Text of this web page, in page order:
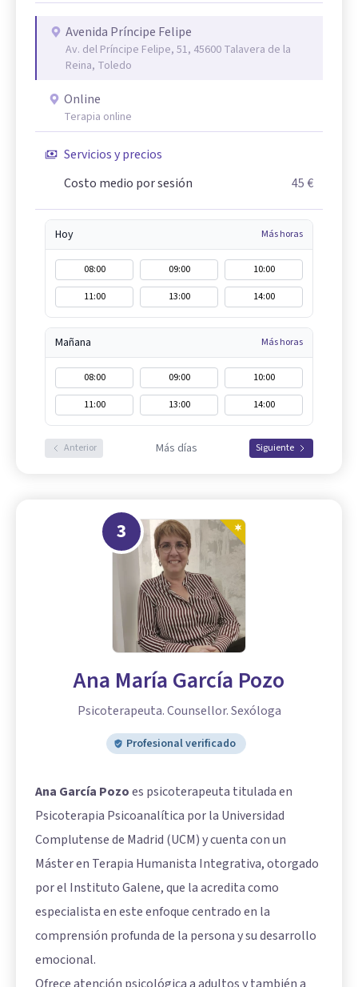
Avenida Príncipe Felipe
Av. del Príncipe Felipe, 51, 45600 Talavera de la
Reina, Toledo
Online
Terapia online
Servicios y precios
Costo medio por sesión
45 €
Hoy Más horas
08:00 09:00
10:00
11:00
13:00 14:00
Mañana Más horas
08:00 09:00
10:00
11:00
13:00 14:00
Anterior Más días Siguiente
3
Ana María García Pozo
Psicoterapeuta. Counsellor. Sexóloga
Profesional verificado
Ana García Pozoes psicoterapeuta titulada en
Psicoterapia Psicoanalítica por la Universidad
Complutense de Madrid (UCM) y cuenta con un
Máster en Terapia Humanista Integrativa, otorgado
por el Instituto Galene, que la acredita como
especialista en este enfoque centrado en la
comprensión profunda de la persona y su desarrollo
emocional.